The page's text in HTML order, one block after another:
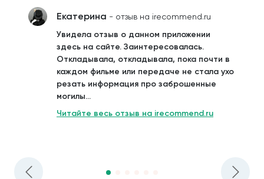
Екатерина - отзыв на irecommend.ru
Увидела отзыв о данном приложении
здесь на сайте. Заинтересовалась.
Откладывала, откладывала, пока почти в
каждом фильме или передаче не стала ухо
резать информация про заброшенные
могилы...
Читайте весь отзыв на irecommend.ru